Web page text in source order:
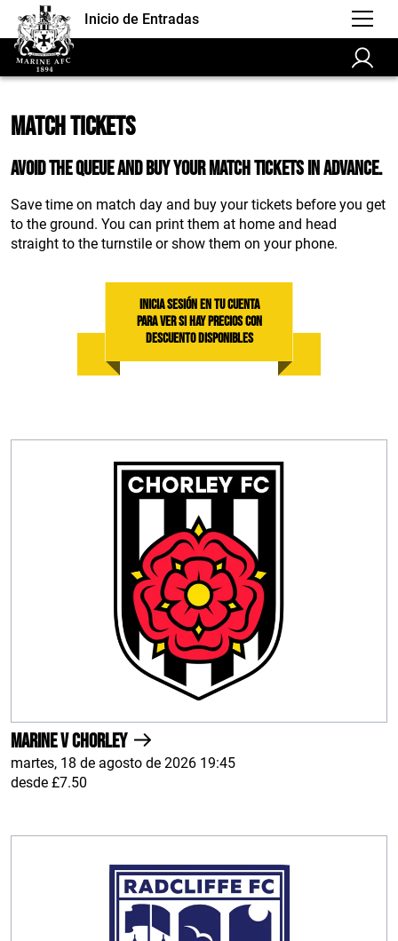
Inicio de Entradas
Match Tickets
Avoid the queue and buy your match tickets in advance.
Save time on match day and buy your tickets before you get
to the ground. You can print them at home and head
straight to the turnstile or show them on your phone.
Inicia sesión en tu cuenta
para ver si hay precios con
descuento disponibles
Marine v Chorley
martes, 18 de agosto de 2026 19:45
desde £7.50